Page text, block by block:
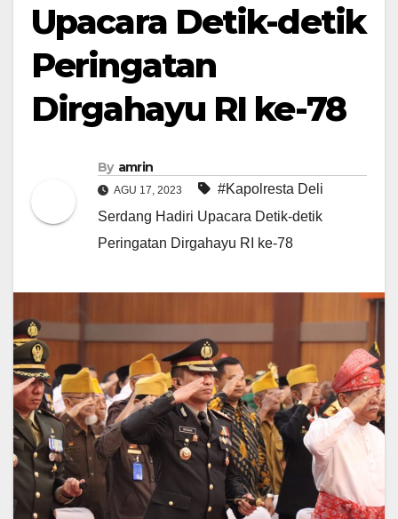
Upacara Detik-detik
Peringatan
Dirgahayu RI ke-78
By amrin
AGU 17, 2023
#Kapolresta Deli
Serdang Hadiri Upacara Detik-detik
Peringatan Dirgahayu RI ke-78